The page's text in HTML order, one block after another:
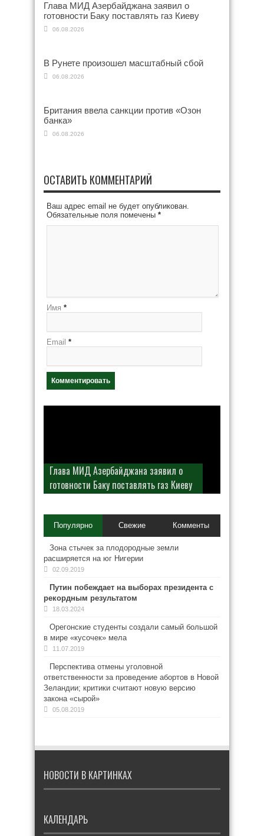
Глава МИД Азербайджана заявил о
готовности Баку поставлять газ Киеву
06.08.2026
В Рунете произошел масштабный сбой
06.08.2026
Британия ввела санкции против «Озон
банка»
06.08.2026
ОСТАВИТЬ КОММЕНТАРИЙ
Ваш адрес email не будет опубликован.
Обязательные поля помечены *
Имя *
Email *
Глава МИД Азербайджана заявил о
готовности Баку поставлять газ Киеву
Популярно Свежие Комменты
Зона стычек за плодородные земли
расширяется на юг Нигерии
02.09.2019
Путин побеждает на выборах президента с
рекордным результатом
18.03.2024
Орегонские студенты создали самый большой
в мире «кусочек» мела
11.07.2019
Перспектива отмены уголовной
ответственности за проведение абортов в Новой
Зеландии; критики считают новую версию
закона «сырой»
05.08.2019
НОВОСТИ В КАРТИНКАХ
КАЛЕНДАРЬ